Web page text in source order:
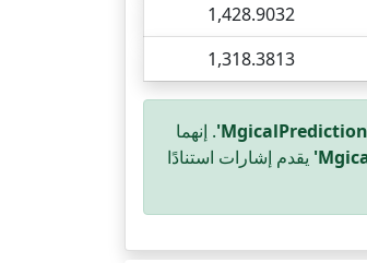
1,428.9032
1,318.3813
. إنهما
يقدم إشارات استنادًا